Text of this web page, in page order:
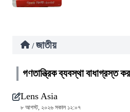
/ জাতীয়
গণতান্ত্রিক ব্যবস্থা বাধাগ্রস্ত
Lens Asia
৮ আগস্ট, ২০২৬ সকাল ১২:০৭